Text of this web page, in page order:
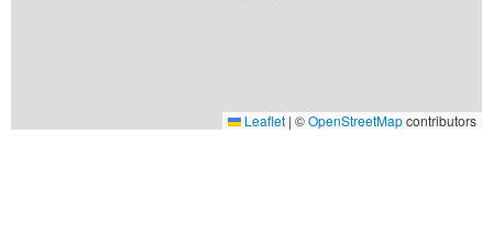
Leaflet | ©OpenStreetMapcontributors